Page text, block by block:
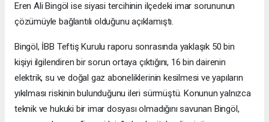
Eren Ali Bingöl ise siyasi tercihinin ilçedeki imar sorununun
çözümüyle bağlantılı olduğunu açıklamıştı.
Bingöl, İBB Teftiş Kurulu raporu sonrasında yaklaşık 50 bin
kişiyi ilgilendiren bir sorun ortaya çıktığını, 16 bin dairenin
elektrik, su ve doğal gaz aboneliklerinin kesilmesi ve yapıların
yıkılması riskinin bulunduğunu ileri sürmüştü. Konunun yalnızca
teknik ve hukuki bir imar dosyası olmadığını savunan Bingöl,